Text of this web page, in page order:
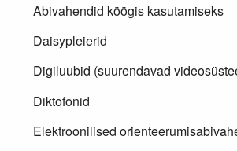
Abivahendid köögis kasutamiseks
Daisypleierid
Digiluubid (suurendavad
Diktofonid
Elektroonilised